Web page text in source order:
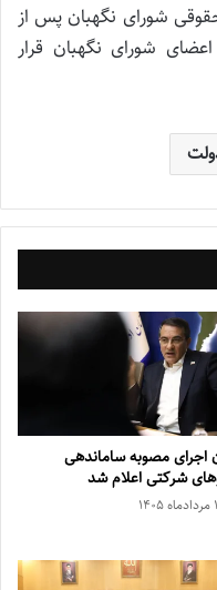
شورای نگهبان پس از
شورای نگهبان قرار
اجرای مصوبه ساماندهی
شرکتی اعلام شد